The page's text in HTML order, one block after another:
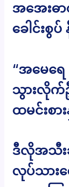
အအေးဓာ
ခေါင်းစွ
“အမေရေ
သွားလိုက်
ထမင်းစား
ဒီလိုအသီး
လုပ်သား